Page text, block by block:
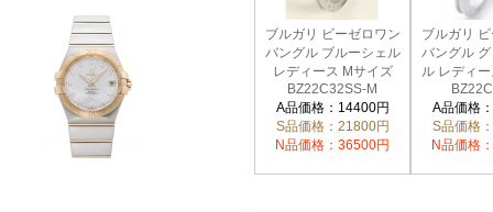
ブルガリ ビーゼロワン
バングル ブルーシェル
レディース Mサイズ
BZ22C32SS-M
A品価格：14400円
S品価格：21800円
N品価格：36500円
ブルガリ
バングル
ル レディ
A品価格
S品価格
N品価格